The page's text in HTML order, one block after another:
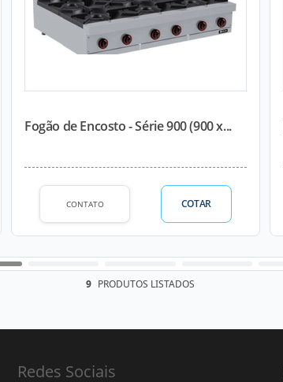
Fogão de Encosto - Série 900 (900 x...
CONTATO COTAR
9 PRODUTOS LISTADOS
Redes Sociais